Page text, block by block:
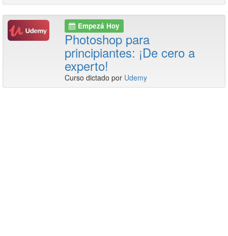
Empezá Hoy
Photoshop para
principiantes: ¡De cero a
experto!
Curso dictado por Udemy